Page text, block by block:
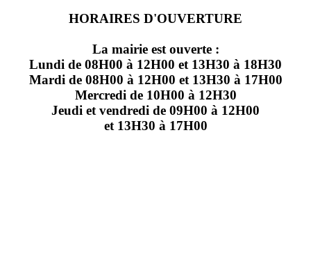
HORAIRES D'OUVERTURE
La mairie est ouverte :
Lundi de 08H00 à 12H00 et 13H30 à 18H30
Mardi de 08H00 à 12H00 et 13H30 à 17H00
Mercredi de 10H00 à 12H30
Jeudi et vendredi de 09H00 à 12H00
et 13H30 à 17H00